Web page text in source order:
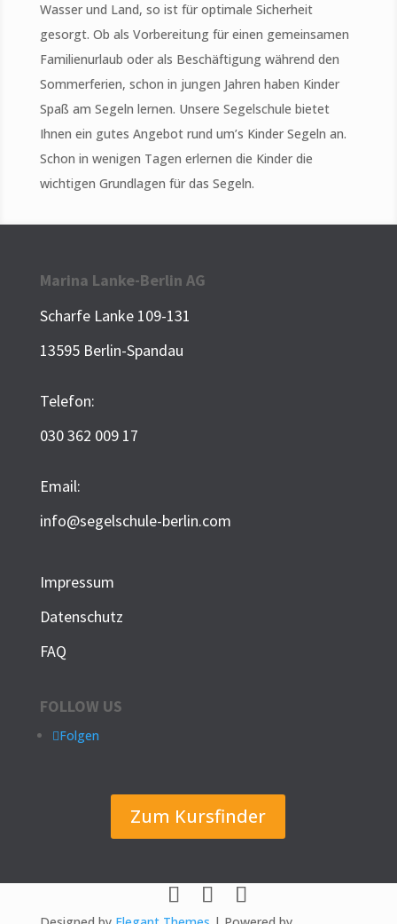
Wasser und Land, so ist für optimale Sicherheit
gesorgt. Ob als Vorbereitung für einen gemeinsamen
Familienurlaub oder als Beschäftigung während den
Sommerferien, schon in jungen Jahren haben Kinder
Spaß am Segeln lernen. Unsere Segelschule bietet
Ihnen ein gutes Angebot rund um’s Kinder Segeln an.
Schon in wenigen Tagen erlernen die Kinder die
wichtigen Grundlagen für das Segeln.
Marina Lanke-Berlin AG
Scharfe Lanke 109-131
13595 Berlin-Spandau
Telefon:
030 362 009 17
Email:
info@segelschule-berlin.com
Impressum
Datenschutz
FAQ
FOLLOW US
Folgen
Zum Kursfinder